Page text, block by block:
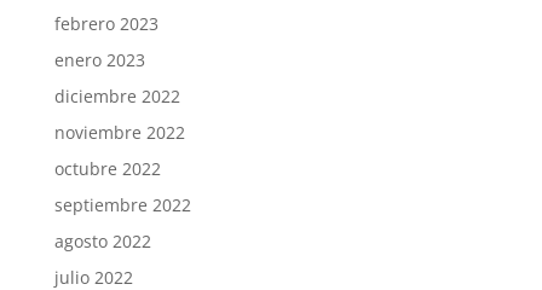
febrero 2023
enero 2023
diciembre 2022
noviembre 2022
octubre 2022
septiembre 2022
agosto 2022
julio 2022